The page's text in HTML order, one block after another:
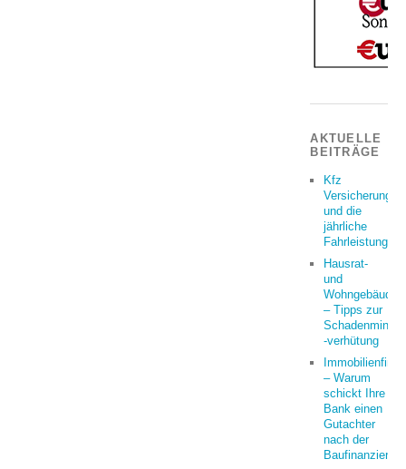
AKTUELLE
BEITRÄGE
Kfz
Versicherung
und die
jährliche
Fahrleistung
Hausrat-
und
– Tipps zur
-verhütung
– Warum
schickt Ihre
Bank einen
Gutachter
nach der